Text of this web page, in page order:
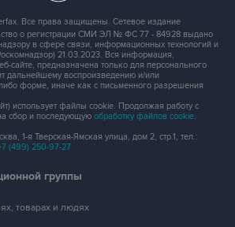
Все права защищены. Сетевое издание
о регистрации СМИ ЭЛ № ФС 77 - 84928 выдано
в сфере связи, информационных технологий и
21.03.2023. Вся информация,
сайте, предназначена только для персонального
дальнейшему воспроизведению и/или
форме, иначе как с письменного разрешения
использует файлы cookie. Продолжая работу с
сбор и последующую обработку файлов cookie.
1-я Тверская-Ямская улица, дом 2, стр.1, тел.:
(499) 250-97-27
группы
товарах и людях